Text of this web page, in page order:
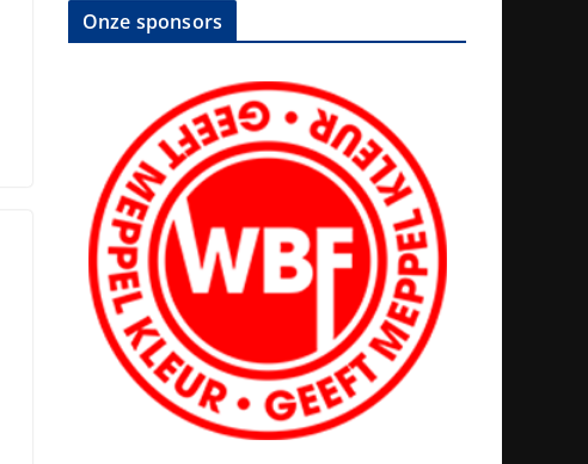
Onze sponsors